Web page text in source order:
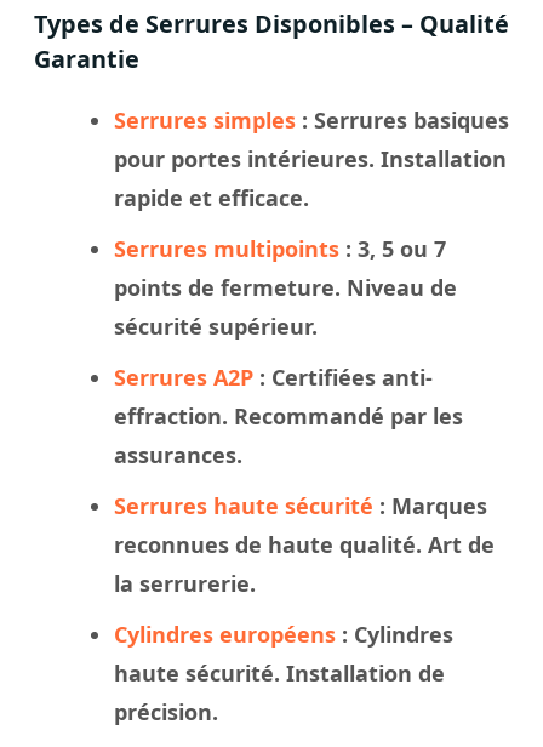
Types de Serrures Disponibles – Qualité
Garantie
Serrures simples : Serrures basiques
pour portes intérieures. Installation
rapide et efficace.
Serrures multipoints : 3, 5 ou 7
points de fermeture. Niveau de
sécurité supérieur.
Serrures A2P : Certifiées anti-
effraction. Recommandé par les
assurances.
Serrures haute sécurité : Marques
reconnues de haute qualité. Art de
la serrurerie.
Cylindres européens : Cylindres
haute sécurité. Installation de
précision.